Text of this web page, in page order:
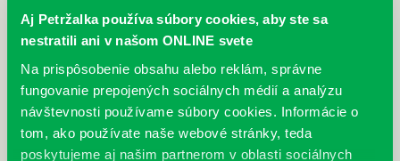
Aj Petržalka používa súbory cookies, aby ste sa
nestratili ani v našom ONLINE svete
Na prispôsobenie obsahu alebo reklám, správne
fungovanie prepojených sociálnych médií a analýzu
návštevnosti používame súbory cookies. Informácie o
tom, ako používate naše webové stránky, teda
poskytujeme aj našim partnerom v oblasti sociálnych